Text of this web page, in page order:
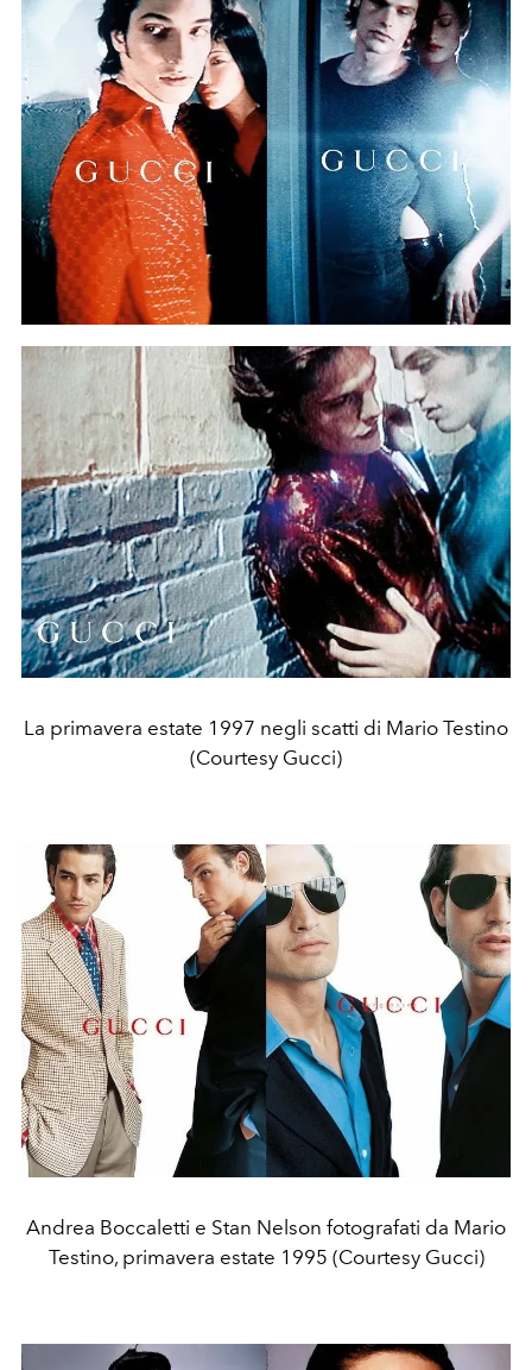
La primavera estate 1997 negli scatti di Mario Testino
(Courtesy Gucci)
Andrea Boccaletti e Stan Nelson fotografati da Mario
Testino, primavera estate 1995 (Courtesy Gucci)